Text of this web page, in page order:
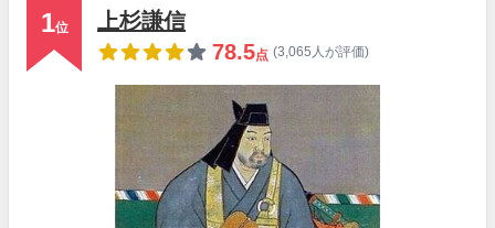
1位
上杉謙信
78.5点 (3,065人が評価)